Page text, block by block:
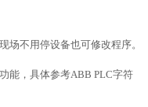
场不用停设备也可修改程序。
能，具体参考ABB PLC字符